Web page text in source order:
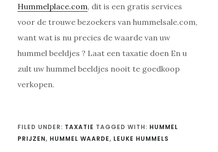
Hummelplace.com, dit is een gratis services
voor de trouwe bezoekers van hummelsale.com,
want wat is nu precies de waarde van uw
hummel beeldjes ? Laat een taxatie doen En u
zult uw hummel beeldjes nooit te goedkoop
verkopen.
FILED UNDER: TAXATIE TAGGED WITH: HUMMEL
PRIJZEN, HUMMEL WAARDE, LEUKE HUMMELS